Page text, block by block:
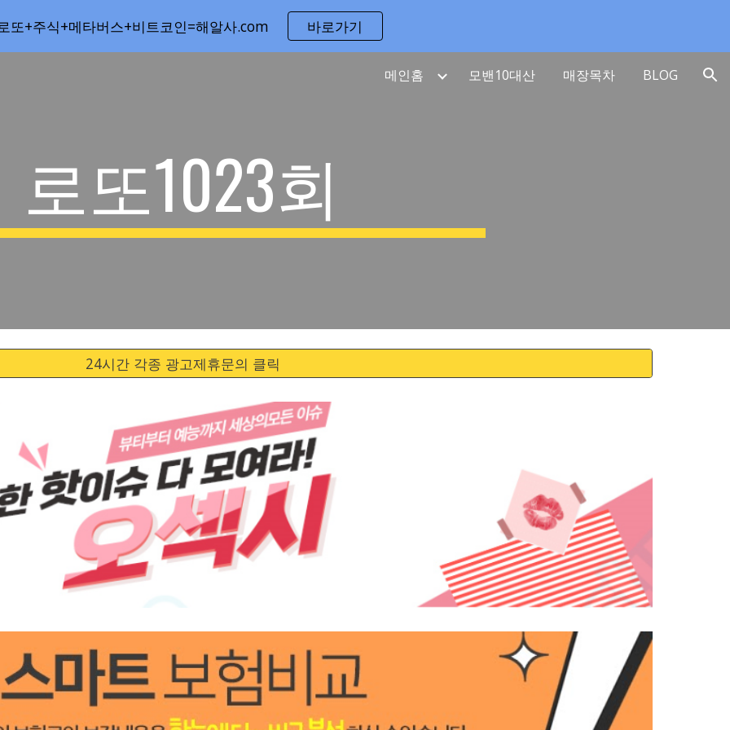
to main content Skip to navigation
또+주식+메타버스+비트코인=해알사.com 바로가기
메인홈 모밴10대산 매장목차 BLOG
로또1023회
24시간 각종 광고제휴문의 클릭